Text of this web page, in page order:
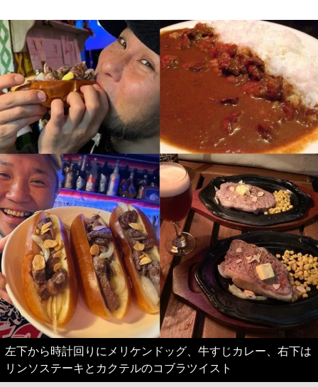
左下から時計回りにメリケンドッグ、牛すじカレー、右下は
リンソステーキとカクテルのコブラツイスト